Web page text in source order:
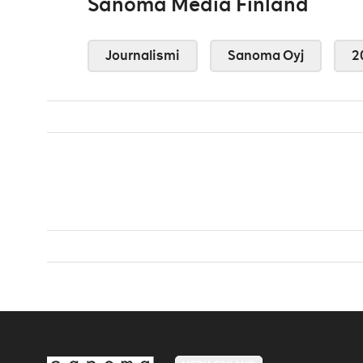
Journalismi Sanoma Oyj